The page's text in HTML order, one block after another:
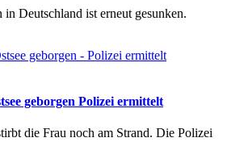
Deutschland ist erneut gesunken.
geborgen Polizei ermittelt
die Frau noch am Strand. Die Polizei